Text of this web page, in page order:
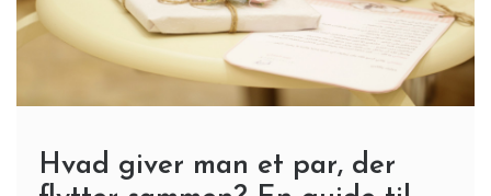
Hvad giver man et par, der